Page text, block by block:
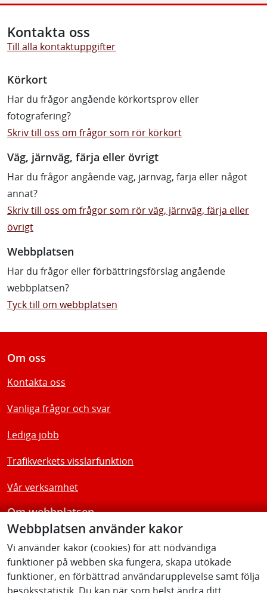
Webbplatsen använder kakor
Vi använder kakor (cookies) för att nödvändiga
funktioner på webben ska fungera, skapa utökade
funktioner, en förbättrad användarupplevelse samt följa
Kontakta oss
Till alla kontaktuppgifter
Körkort
Har du frågor angående körkortsprov eller
fotografering?
Skriv till oss om frågor som rör körkort
Väg, järnväg, färja eller övrigt
Har du frågor angående väg, järnväg, färja eller något
annat?
Skriv till oss om frågor som rör väg, järnväg, färja eller
övrigt
Webbplatsen
Har du frågor eller förbättringsförslag angående
webbplatsen?
Tyck till om webbplatsen
Om oss
Kontakta oss
Vanliga frågor och svar
Lediga jobb
Trafikverkets visslarfunktion
Vår verksamhet
Om webbplatsen
Tillgänglighetsredogörelse
Följ oss